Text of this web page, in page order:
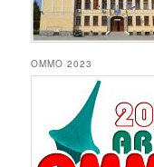
OMMO 2023